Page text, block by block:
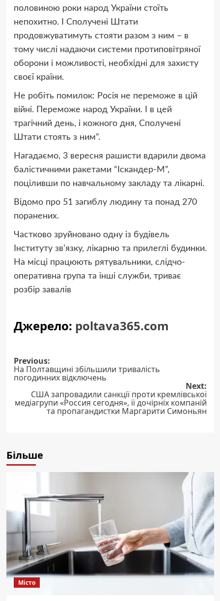
половиною роки народ України стоїть
непохитно. І Сполучені Штати
продовжуватимуть стояти разом з ним – в
тому числі надаючи системи протиповітряної
оборони і можливості, необхідні для захисту
своєї країни.
Не робіть помилок: Росія не переможе в цій
війні. Переможе народ України. І в цей
трагічний день, і кожного дня, Сполучені
Штати стоять з ним”.
Нагадаємо, 3 вересня рашисти вдарили двома
балістичними ракетами “Іскандер-М”,
поціливши по навчальному закладу та лікарні.
Відомо про 51 загиблу людину та понад 270
поранених.
Частково зруйновано одну із будівель
Інституту зв’язку, лікарню та прилеглі будинки.
На місці працюють рятувальники, слідчо-
оперативна група та інші служби, триває
розбір завалів
Джерело: poltava365.com
Post
navigation
Previous:
На Полтавщині збільшили тривалість
погодинних відключень
Next:
США запровадили санкції проти кремлівської
медіагрупи «Россия сегодня», її дочірніх компаній
та пропагандистки Маргарити Симоньян
Більше
Місто